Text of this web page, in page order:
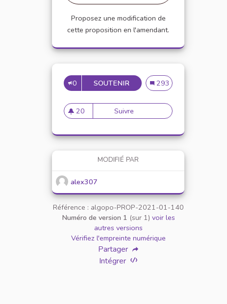
Proposez une modification de
cette proposition en l'amendant.
0 SOUTENIR MISE EN PLACE DE
Mise en place de
293
20
20 abonnés
Suivre Mise en place de référents
MODIFIÉ PAR
alex307
Référence : algopo-PROP-2021-01-140
Numéro de version 1 (sur 1) voir les
autres versions
Vérifiez l'empreinte numérique
Partager
Intégrer